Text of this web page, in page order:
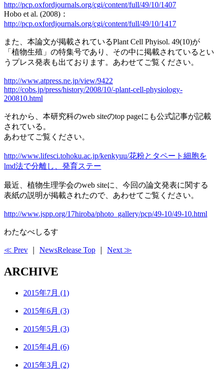
http://pcp.oxfordjournals.org/cgi/content/full/49/10/1407
Hobo et al. (2008)：
http://pcp.oxfordjournals.org/cgi/content/full/49/10/1417
また、本論文が掲載されているPlant Cell Phyisol. 49(10)が
「植物生殖」の特集号であり、その中に掲載されているとい
うプレス発表も出ております。あわせてご覧ください。
http://www.atpress.ne.jp/view/9422
http://cobs.jp/press/history/2008/10/-plant-cell-physiology-
200810.html
それから、本研究科のweb siteのtop pageにも公式記事が記載
されている。
あわせてご覧ください。
http://www.lifesci.tohoku.ac.jp/kenkyuu/花粉とタペート細胞を
lmd法で分離し、発育ステー
最近、植物生理学会のweb siteに、今回の論文発表に関する
表紙の説明が掲載されたので、あわせてご覧ください。
http://www.jspp.org/17hiroba/photo_gallery/pcp/49-10/49-10.html
わたなべしるす
≪ Prev NewsRelease Top Next ≫
ARCHIVE
2015年7月 (1)
2015年6月 (3)
2015年5月 (3)
2015年4月 (6)
2015年3月 (2)